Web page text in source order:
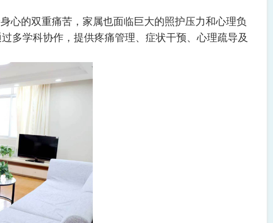
心的双重痛苦，家属也面临巨大的照护压力和心理负
多学科协作，提供疼痛管理、症状干预、心理疏导及